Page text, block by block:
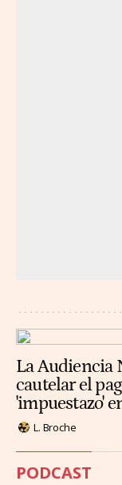
La Audiencia
cautelar el
'impuestazo'
L. Broche
PODCAST